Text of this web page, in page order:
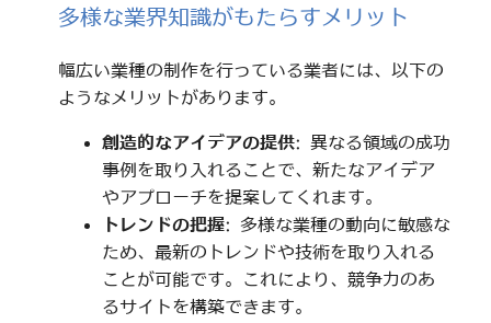
多様な業界知識がもたらすメリット
幅広い業種の制作を行っている業者には、以下の
ようなメリットがあります。
創造的なアイデアの提供: 異なる領域の成功
事例を取り入れることで、新たなアイデア
やアプローチを提案してくれます。
トレンドの把握: 多様な業種の動向に敏感な
ため、最新のトレンドや技術を取り入れる
ことが可能です。これにより、競争力のあ
るサイトを構築できます。